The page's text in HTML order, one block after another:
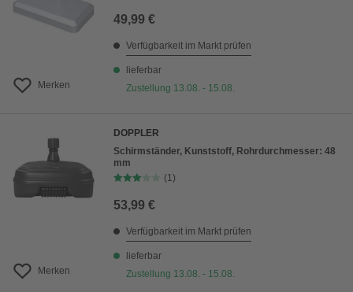
Merken
49,99 €
Verfügbarkeit im Markt prüfen
lieferbar
Zustellung 13.08. - 15.08.
Merken
DOPPLER
Schirmständer, Kunststoff, Rohrdurchmesser: 48
mm
(1)
53,99 €
Verfügbarkeit im Markt prüfen
lieferbar
Zustellung 13.08. - 15.08.